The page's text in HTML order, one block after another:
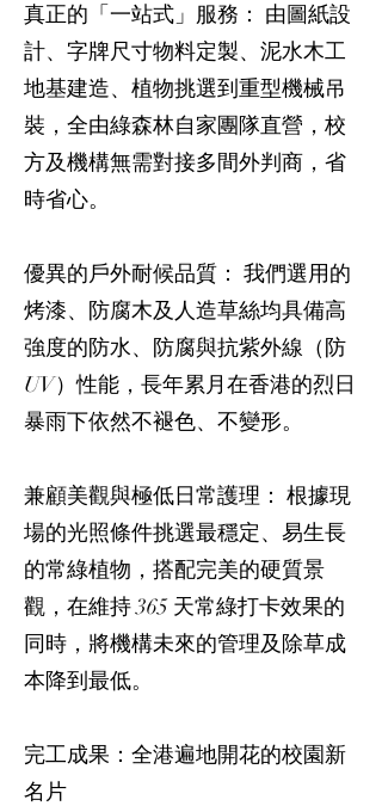
真正的「一站式」服務： 由圖紙設
計、字牌尺寸物料定製、泥水木工
地基建造、植物挑選到重型機械吊
裝，全由綠森林自家團隊直營，校
方及機構無需對接多間外判商，省
時省心。
優異的戶外耐候品質： 我們選用的
烤漆、防腐木及人造草絲均具備高
強度的防水、防腐與抗紫外線（防
UV）性能，長年累月在香港的烈日
暴雨下依然不褪色、不變形。
兼顧美觀與極低日常護理： 根據現
場的光照條件挑選最穩定、易生長
的常綠植物，搭配完美的硬質景
觀，在維持 365 天常綠打卡效果的
同時，將機構未來的管理及除草成
本降到最低。
完工成果：全港遍地開花的校園新
名片